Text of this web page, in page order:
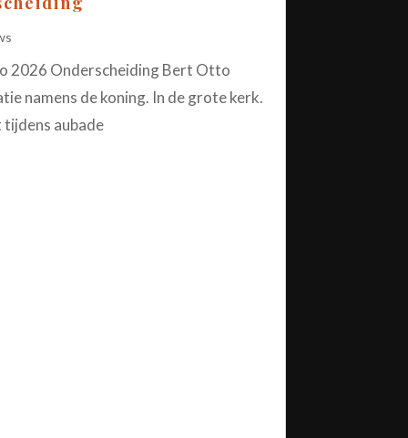
2026 Onderscheiding Bert Otto
namens de koning. In de grote kerk.
aubade